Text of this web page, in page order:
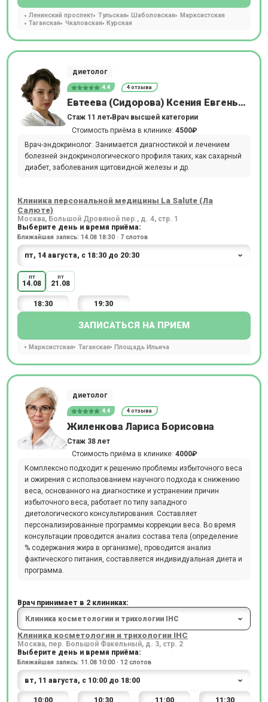
Ленинский проспект Тульская Шаболовская
Марксистская
Таганская
Чкаловская Курская
диетолог
4.4 4 отзыва
Евтеева (Сидорова) Ксения Евгеньевна
Стаж 11 лет Врач высшей категории
Стоимость приёма в клинике: 4500₽
Врач-эндокринолог. Занимается диагностикой и лечением
болезней эндокринологического профиля таких, как сахарный
диабет, заболевания щитовидной железы и др.
Клиника персональной медицины La Salute (Ла
Салюте)
Москва, Большой Дровяной пер., д. 4, стр. 1
Выберите день и время приёма:
Ближайшая запись: 14.08 18:30 · 7 слотов
пт
14.08
пт
21.08
18:30 19:30
ЗАПИСАТЬСЯ НА ПРИЕМ
Марксистская Таганская Площадь Ильича
диетолог
4.4 4 отзыва
Жиленкова Лариса Борисовна
Стаж 38 лет
Стоимость приёма в клинике: 4000₽
Комплексно подходит к решению проблемы избыточного веса
и ожирения с использованием научного подхода к снижению
веса, основанного на диагностике и устранении причин
избыточного веса, работает по типу западного
диетологического консультирования. Составляет
персонализированные программы коррекции веса. Во время
консультации проводится анализ состава тела (определение
% содержания жира в организме), проводится анализ
фактического питания, составляется индивидуальная диета и
программа.
Врач принимает в 2 клиниках:
Клиника косметологии и трихологии IHC
Москва, пер. Большой Факельный, д. 3, стр. 2
Выберите день и время приёма:
Ближайшая запись: 11.08 10:00 · 12 слотов
10:00 10:30 11:00 11:30